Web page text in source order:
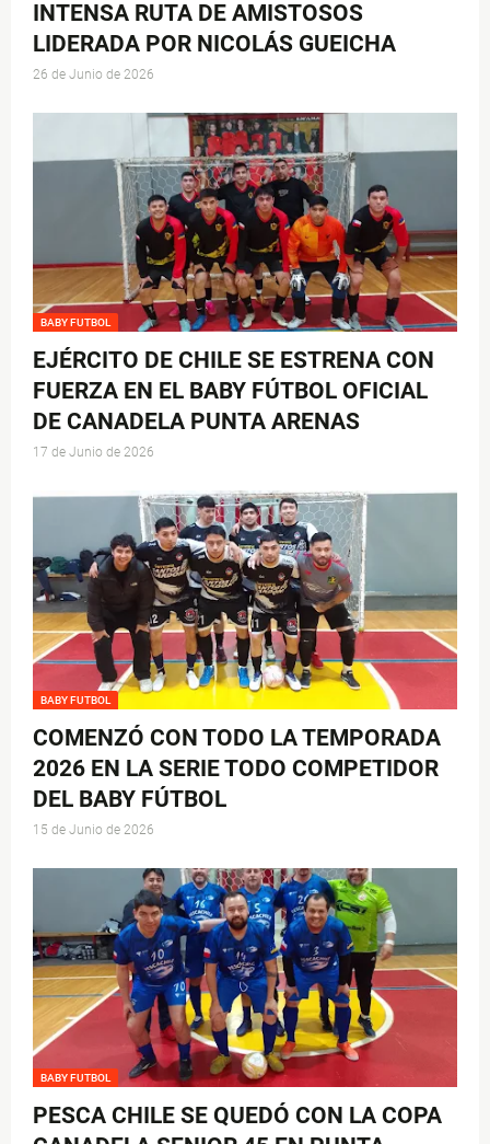
INTENSA RUTA DE AMISTOSOS
LIDERADA POR NICOLÁS GUEICHA
26 de Junio de 2026
BABY FUTBOL
EJÉRCITO DE CHILE SE ESTRENA CON
FUERZA EN EL BABY FÚTBOL OFICIAL
DE CANADELA PUNTA ARENAS
17 de Junio de 2026
BABY FUTBOL
COMENZÓ CON TODO LA TEMPORADA
2026 EN LA SERIE TODO COMPETIDOR
DEL BABY FÚTBOL
15 de Junio de 2026
BABY FUTBOL
PESCA CHILE SE QUEDÓ CON LA COPA